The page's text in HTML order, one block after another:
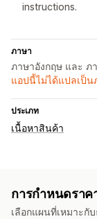
instructions.
ภาษา
ภาษาอังกฤษ และ
แอปนี้ไม่ได้แปลเป็น
ประเภท
เนื้อหาสินค้า
การกำหนดราค
เลือกแผนที่เหมาะกั